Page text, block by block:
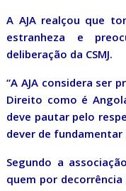
A AJA realçou que
estranheza e
deliberação da CSMJ.
“A AJA considera ser
Direito como é
deve pautar pelo
dever de fundamentar
Segundo a
quem por